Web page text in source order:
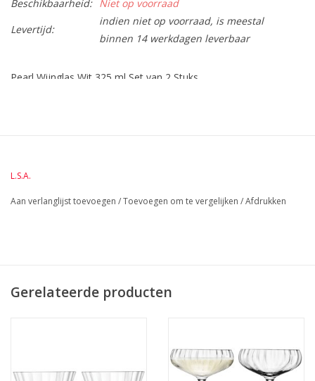
Beschikbaarheid: Niet op voorraad
Levertijd:
indien niet op voorraad, is meestal
binnen 14 werkdagen leverbaar
Pearl Wijnglas Wit 325 ml Set van 2 Stuks
L.S.A.
Aan verlanglijst toevoegen /Toevoegen om te vergelijken /Afdrukken
Gerelateerde producten